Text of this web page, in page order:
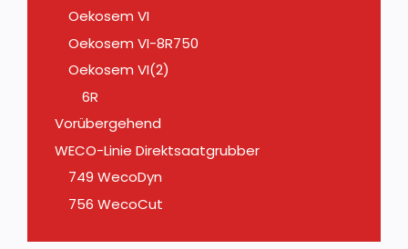
Oekosem VI
Oekosem VI-8R750
Oekosem VI(2)
6R
Vorübergehend
WECO-Linie Direktsaatgrubber
749 WecoDyn
756 WecoCut